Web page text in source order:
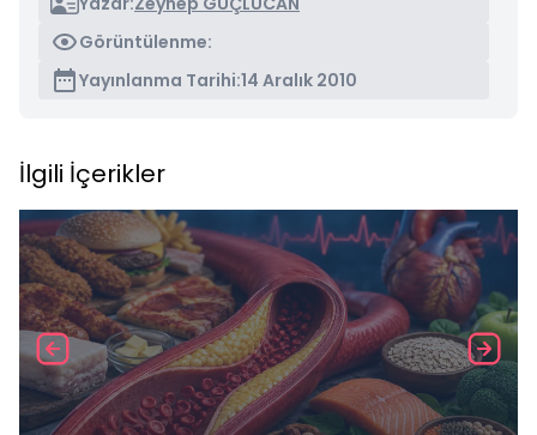
Görüntülenme:
Yayınlanma Tarihi:14 Aralık 2010
İlgili İçerikler